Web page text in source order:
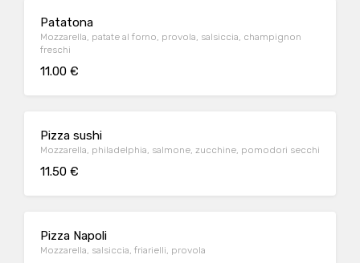
Patatona
Mozzarella, patate al forno, provola, salsiccia, champignon
freschi
11.00 €
Pizza sushi
Mozzarella, philadelphia, salmone, zucchine, pomodori secchi
11.50 €
Pizza Napoli
Mozzarella, salsiccia, friarielli, provola